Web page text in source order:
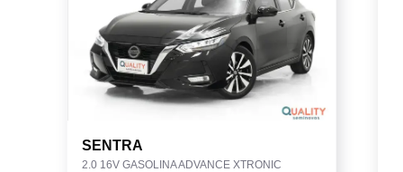
SENTRA
2.0 16V GASOLINA ADVANCE XTRONIC